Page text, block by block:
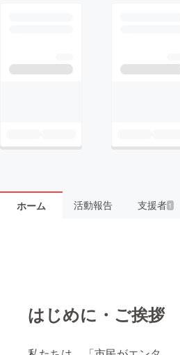
ホーム 活動報告 支援者 1
はじめに・ご挨拶